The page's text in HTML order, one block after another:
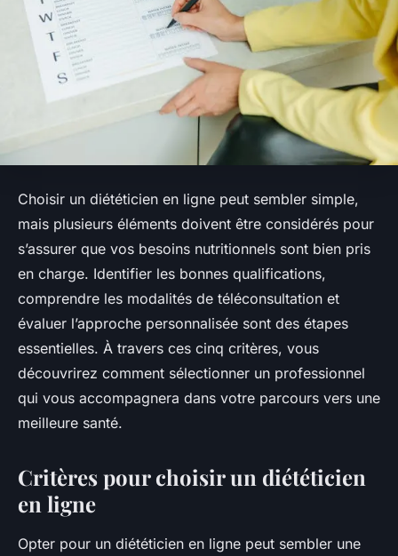
Choisir un diététicien en ligne peut sembler simple,
mais plusieurs éléments doivent être considérés pour
s’assurer que vos besoins nutritionnels sont bien pris
en charge. Identifier les bonnes qualifications,
comprendre les modalités de téléconsultation et
évaluer l’approche personnalisée sont des étapes
essentielles. À travers ces cinq critères, vous
découvrirez comment sélectionner un professionnel
qui vous accompagnera dans votre parcours vers une
meilleure santé.
Critères pour choisir un diététicien
en ligne
Opter pour un diététicien en ligne peut sembler une